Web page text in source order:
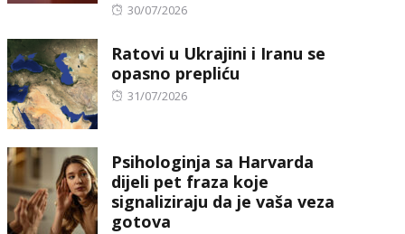
Posted
30/07/2026
Ratovi u Ukrajini i Iranu se
opasno prepliću
Posted
31/07/2026
Psihologinja sa Harvarda
dijeli pet fraza koje
signaliziraju da je vaša veza
gotova